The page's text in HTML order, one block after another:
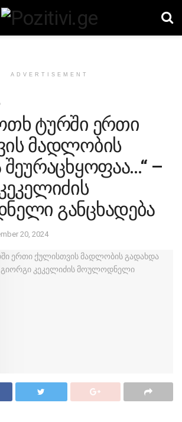
ADVERTISEMENT
ტურში ერთი
მადლობის
–
განცხადება
20, 2024